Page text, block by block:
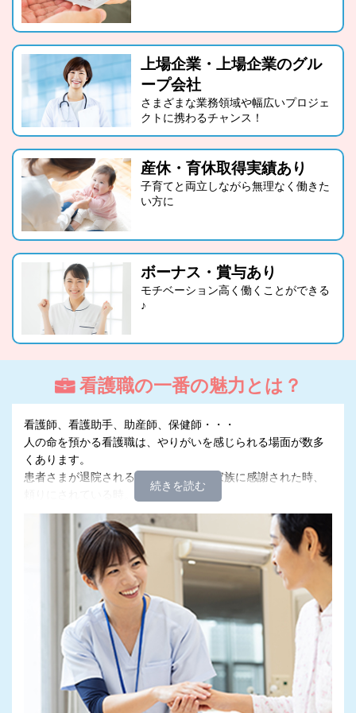
上場企業・上場企業のグル
ープ会社
さまざまな業務領域や幅広いプロジェ
クトに携わるチャンス！
産休・育休取得実績あり
子育てと両立しながら無理なく働きた
い方に
ボーナス・賞与あり
モチベーション高く働くことができる
♪
看護職の一番の魅力とは？
看護師、看護助手、助産師、保健師・・・
人の命を預かる看護職は、やりがいを感じられる場面が数多
くあります。
患者さまが退院される時、ご本人・ご家族に感謝された時、
大変なこともありますが、それ以上に励みとなる瞬間が多い
仕事です。
またたくさんの人と触れ合うことで、自分自身が成長できる
のも、魅力のひとつ。
患者さまから、先輩から、他部署のスタッフから。
日々の業務を通じて学んだことは、看護職を続ける上で、そ
してあなたの人生において、大きな糧となることでしょう。
高齢化によりニーズが高まる医療の現場で、かけがえのない
存在として活躍しませんか？